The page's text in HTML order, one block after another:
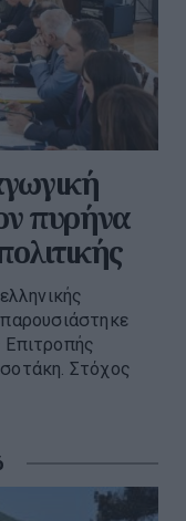
πυρήνα
Επιτροπής
Στόχος